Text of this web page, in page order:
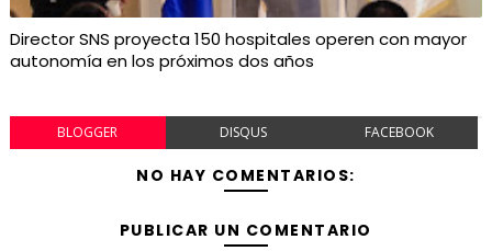
Director SNS proyecta 150 hospitales operen con mayor
autonomía en los próximos dos años
BLOGGER DISQUS FACEBOOK
NO HAY COMENTARIOS:
PUBLICAR UN COMENTARIO